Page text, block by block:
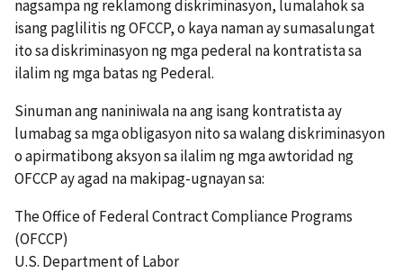
nagsampa ng reklamong diskriminasyon, lumalahok sa
isang paglilitis ng OFCCP, o kaya naman ay sumasalungat
ito sa diskriminasyon ng mga pederal na kontratista sa
ilalim ng mga batas ng Pederal.
Sinuman ang naniniwala na ang isang kontratista ay
lumabag sa mga obligasyon nito sa walang diskriminasyon
o apirmatibong aksyon sa ilalim ng mga awtoridad ng
OFCCP ay agad na makipag-ugnayan sa:
The Office of Federal Contract Compliance Programs
(OFCCP)
U.S. Department of Labor